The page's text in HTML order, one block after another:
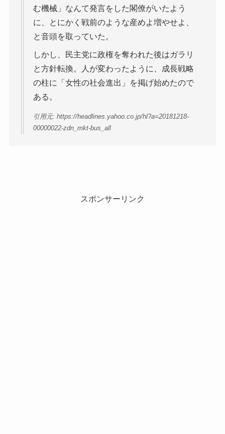
む機械」なんて発言をした閣僚がいたよう
に、とにかく戦前のような産めよ増やせよ、
と音頭を取っていた。
しかし、民主党に政権を奪われた後はガラリ
と方針転換。人が変わったように、成長戦略
の柱に「女性の社会進出」を掲げ始めたので
ある。
引用元: https://headlines.yahoo.co.jp/hl?a=20181218-
00000022-zdn_mkt-bus_all
スポンサーリンク